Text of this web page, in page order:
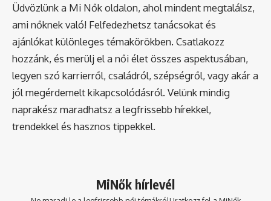
Üdvözlünk a Mi Nők oldalon, ahol mindent megtalálsz,
ami nőknek való! Felfedezhetsz tanácsokat és
ajánlókat különleges témakörökben. Csatlakozz
hozzánk, és merülj el a női élet összes aspektusában,
legyen szó karrierről, családról, szépségről, vagy akár a
jól megérdemelt kikapcsolódásról. Velünk mindig
naprakész maradhatsz a legfrissebb hírekkel,
trendekkel és hasznos tippekkel.
MiNők hírlevél